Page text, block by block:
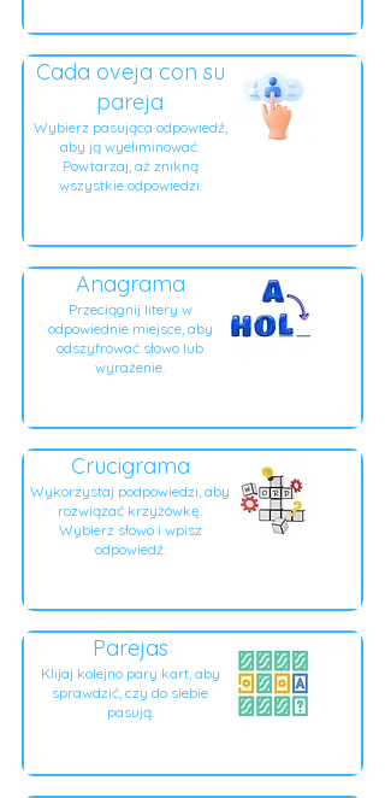
Cada oveja con su
pareja
Wybierz pasująca odpowiedź,
aby ją wyeliminować.
Powtarzaj, aż znikną
wszystkie odpowiedzi.
Anagrama
Przeciągnij litery w
odpowiednie miejsce, aby
odszyfrować słowo lub
wyrażenie.
Crucigrama
Wykorzystaj podpowiedzi, aby
rozwiązać krzyżówkę.
Wybierz słowo i wpisz
odpowiedź.
Parejas
Klijaj kolejno pary kart, aby
sprawdzić, czy do siebie
pasują.